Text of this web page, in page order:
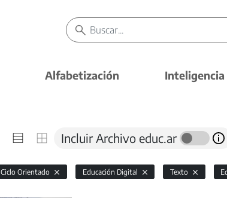
Alfabetización
Incluir Archivo educ.ar
Ciclo Orientado Educación Digital Texto